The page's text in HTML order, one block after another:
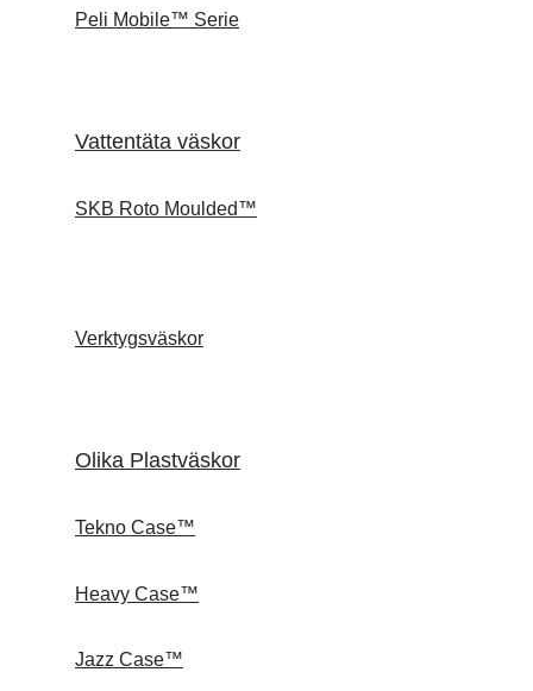
Peli Mobile™ Serie
Vattentäta väskor
SKB Roto Moulded™
Verktygsväskor
Olika Plastväskor
Tekno Case™
Heavy Case™
Jazz Case™